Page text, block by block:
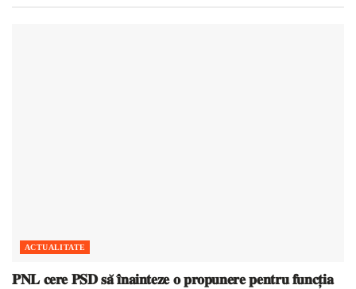
ACTUALITATE
𝐏𝐍𝐋 𝐜𝐞𝐫𝐞 𝐏𝐒𝐃 𝐬𝐚̆ 𝐢̂𝐧𝐚𝐢𝐧𝐭𝐞𝐳𝐞 𝐨 𝐩𝐫𝐨𝐩𝐮𝐧𝐞𝐫𝐞 𝐩𝐞𝐧𝐭𝐫𝐮 𝐟𝐮𝐧𝐜𝐭̦𝐢𝐚